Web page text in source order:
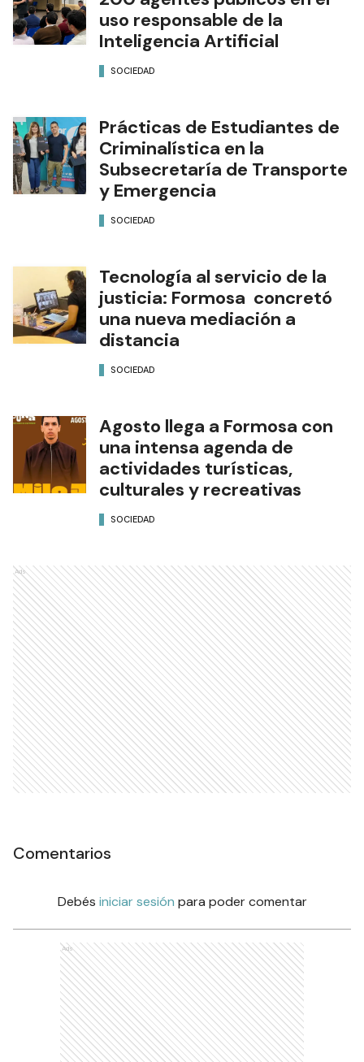
uso responsable de la
Inteligencia Artificial
SOCIEDAD
Prácticas de Estudiantes de
Criminalística en la
Subsecretaría de Transporte
y Emergencia
SOCIEDAD
Tecnología al servicio de la
justicia: Formosa concretó
una nueva mediación a
distancia
SOCIEDAD
Agosto llega a Formosa con
una intensa agenda de
actividades turísticas,
culturales y recreativas
SOCIEDAD
Ads
Comentarios
Debés iniciar sesión para poder comentar
Ads